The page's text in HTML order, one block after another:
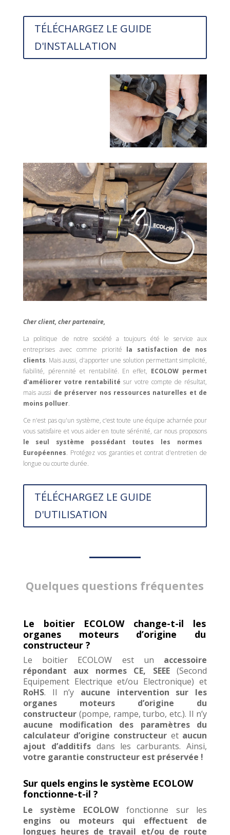
TÉLÉCHARGEZ LE GUIDE
D'INSTALLATION
Cher client, cher partenaire,
La politique de notre société a toujours été le service aux
entreprises avec comme priorité la satisfaction de nos
clients. Mais aussi, d'apporter une solution permettant simplicité,
fiabilité, pérennité et rentabilité. En effet, ECOLOW permet
d'améliorer votre rentabilité sur votre compte de résultat,
mais aussi de préserver nos ressources naturelles et de
moins polluer.
Ce n'est pas qu'un système, c'est toute une équipe acharnée pour
vous satisfaire et vous aider en toute sérénité, car nous proposons
le seul système possédant toutes les normes
Européennes. Protégez vos garanties et contrat d'entretien de
longue ou courte durée.
TÉLÉCHARGEZ LE GUIDE
D'UTILISATION
Quelques questions fréquentes
Le boitier ECOLOW change-t-il les
organes moteurs d’origine du
constructeur ?
Le boitier ECOLOW est un accessoire
répondant aux normes CE, SEEE(Second
Equipement Electrique et/ou Electronique) et
RoHS. Il n’y aucune intervention sur les
organes moteurs d’origine du
constructeur(pompe, rampe, turbo, etc.). Il n’y
aucune modification des paramètres du
calculateur d’origine constructeur et aucun
ajout d’additifsdans lescarburants. Ainsi,
votre garantie constructeur est préservée !
Sur quels engins le système ECOLOW
fonctionne-t-il ?
Le système ECOLOWfonctionne sur les
engins ou moteurs qui effectuent de
longues heures de travail et/ou de route